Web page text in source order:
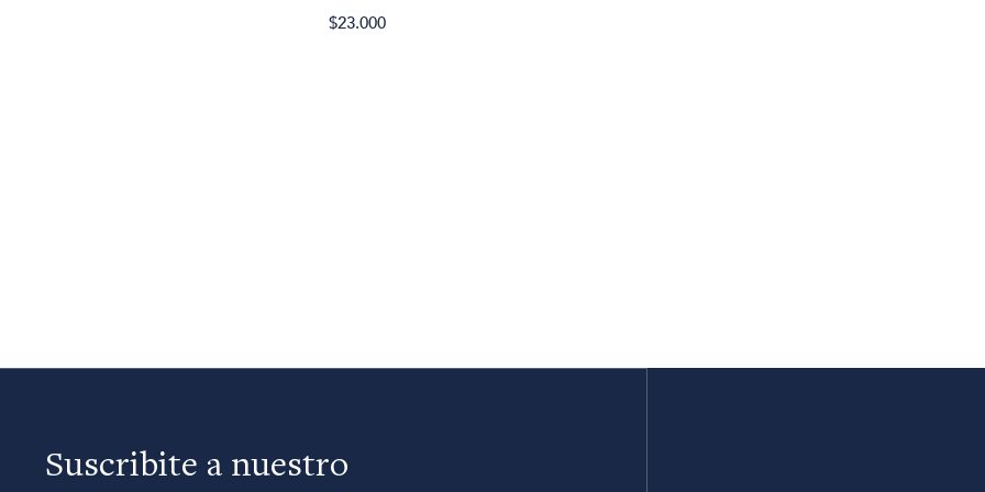
$23.000
Suscribite a nuestro